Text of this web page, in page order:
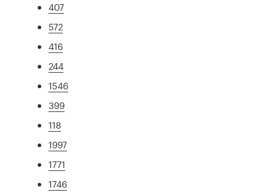
407
572
416
244
1546
399
118
1997
1771
1746